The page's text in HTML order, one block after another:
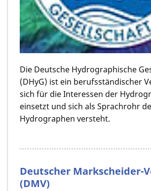
Die Deutsche Hydrographische
(DHyG) ist ein berufsständischer
sich für die Interessen der
einsetzt und sich als Sprachrohr
Hydrographen versteht.
Deutscher Markscheider-
(DMV)